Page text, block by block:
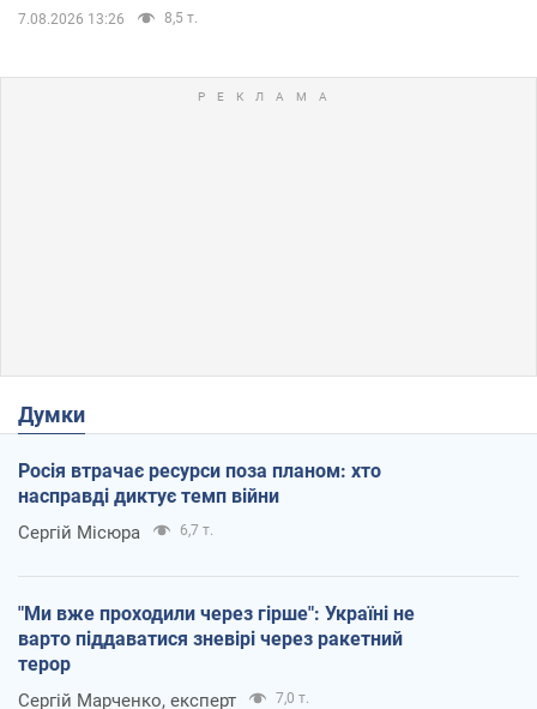
7.08.2026 13:26 8,5 т.
Думки
Росія втрачає ресурси поза планом: хто
насправді диктує темп війни
Сергій Місюра 6,7 т.
"Ми вже проходили через гірше": Україні не
варто піддаватися зневірі через ракетний
терор
Сергій Марченко, експерт 7,0 т.